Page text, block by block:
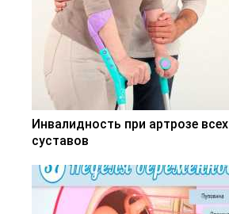
Инвалидность при артрозе всех
суставов